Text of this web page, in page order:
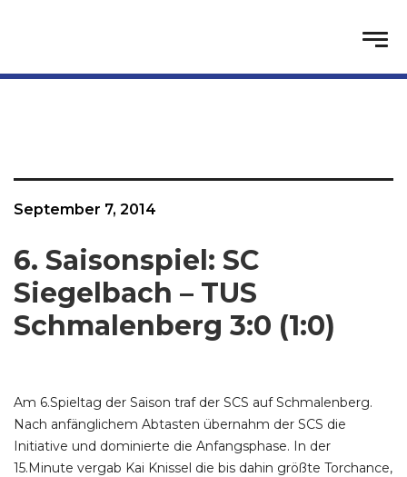
September 7, 2014
6. Saisonspiel: SC
Siegelbach – TUS
Schmalenberg 3:0 (1:0)
Am 6.Spieltag der Saison traf der SCS auf Schmalenberg.
Nach anfänglichem Abtasten übernahm der SCS die
Initiative und dominierte die Anfangsphase. In der
15.Minute vergab Kai Knissel die bis dahin größte Torchance,